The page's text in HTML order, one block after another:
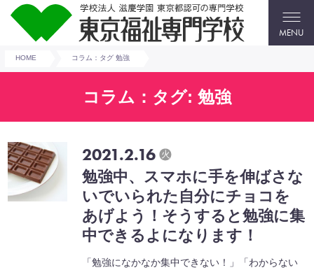
MENU
HOME コラム：タグ 勉強
コラム：タグ: 勉強
2021.2.16 火
勉強中、スマホに手を伸ばさな
いでいられた自分にチョコを
あげよう！そうすると勉強に集
中できるよになります！
「勉強になかなか集中できない！」「わからない